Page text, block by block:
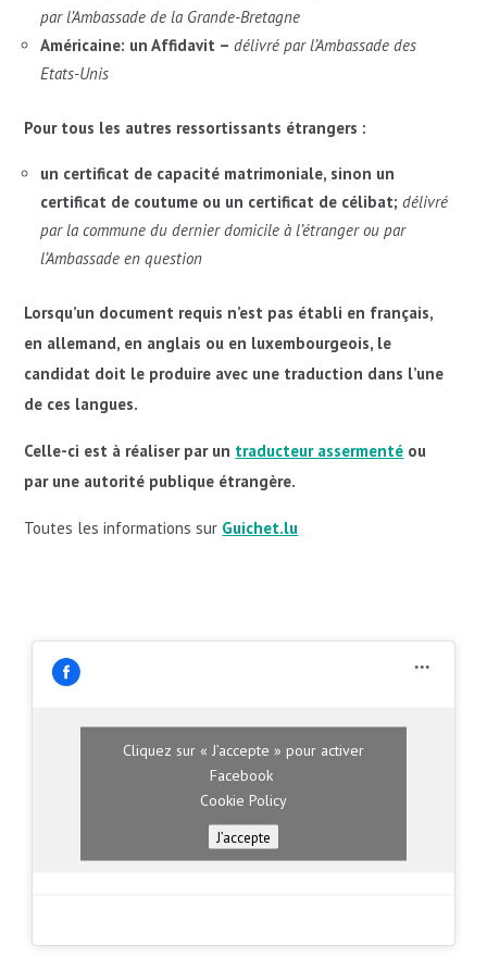
par l’Ambassade de la Grande-Bretagne
Américaine: un Affidavit –délivré par l’Ambassade des
Etats-Unis
Pour tous les autres ressortissants étrangers :
un certificat de capacité matrimoniale, sinon un
certificat de coutume ou un certificat de célibat;délivré
par la commune du dernier domicile à l’étranger ou par
l’Ambassade en question
Lorsqu’un document requis n’est pas établi en français,
en allemand, en anglais ou en luxembourgeois, le
candidat doit le produire avec une traduction dans l’une
de ces langues.
Celle-ci est à réaliser par un traducteur assermenté ou
par une autorité publique étrangère.
Toutes les informations sur Guichet.lu
Cliquez sur « J’accepte » pour activer
Facebook
Cookie Policy
J’accepte